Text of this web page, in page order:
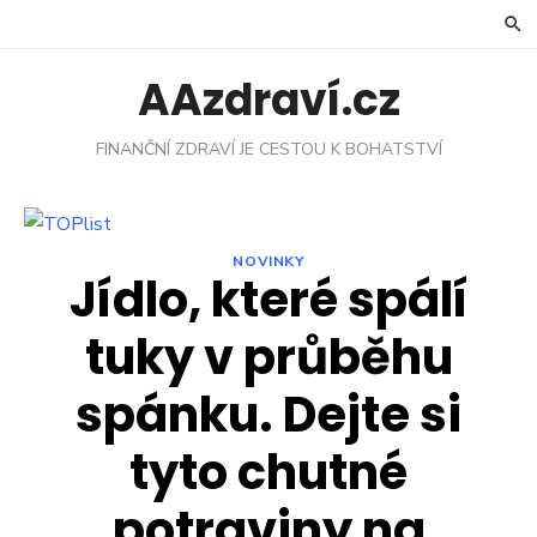
AAzdraví.cz
FINANČNÍ ZDRAVÍ JE CESTOU K BOHATSTVÍ
NOVINKY
Jídlo, které spálí
tuky v průběhu
spánku. Dejte si
tyto chutné